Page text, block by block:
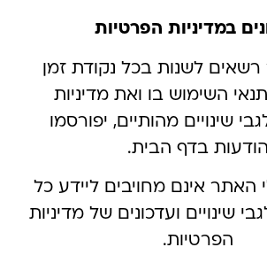
במדיניות הפרטיות
לשנות בכל נקודת זמן
השימוש בו ואת מדיניות
שינויים מהותיים, יפורסמו
הודעות בדף הבית.
האתר אינם מחויבים ליידע כל
שינויים ועדכונים של מדיניות
הפרטיות.